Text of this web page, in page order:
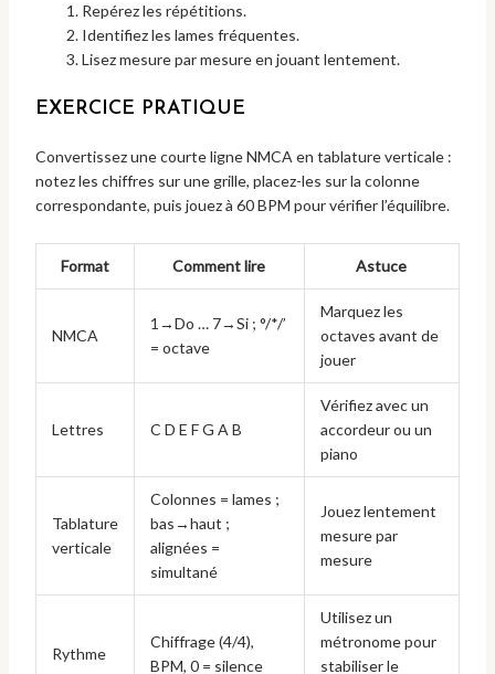
Repérez les répétitions.
Identifiez les lames fréquentes.
Lisez mesure par mesure en jouant lentement.
EXERCICE PRATIQUE
Convertissez une courte ligne NMCA en tablature verticale :
notez les chiffres sur une grille, placez-les sur la colonne
correspondante, puis jouez à 60 BPM pour vérifier l’équilibre.
Format Comment lire Astuce
NMCA
1→Do … 7→Si ; °/*/’
= octave
Marquez les
octaves avant de
jouer
Lettres C D E F G A B
Vérifiez avec un
accordeur ou un
piano
Tablature
verticale
Colonnes = lames ;
bas→haut ;
alignées =
simultané
Jouez lentement
mesure par
mesure
Rythme
Chiffrage (4/4),
BPM, 0 = silence
Utilisez un
métronome pour
stabiliser le